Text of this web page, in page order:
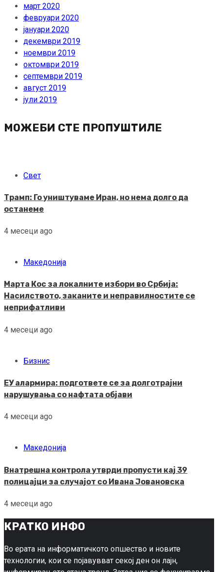
март 2020
февруари 2020
јануари 2020
декември 2019
ноември 2019
октомври 2019
септември 2019
август 2019
јули 2019
МОЖЕБИ СТЕ ПРОПУШТИЛЕ
Свет
Трамп: Го уништуваме Иран, но нема долго да
останеме
4 месеци ago
Македонија
Марта Кос за локалните избори во Србија:
Насилството, заканите и неправилностите се
неприфатливи
4 месеци ago
Бизнис
ЕУ алармира: подгответе се за долготрајни
нарушувања со нафтата објави
4 месеци ago
Македонија
Внатрешна контрола утврди пропусти кај 39
полицајци за случајот со Ивана Јовановска
4 месеци ago
КРАТКО ИНФО
Во ерата на информатичкото опшество и новите
технологии, кои се појавувват секој ден он лајн,